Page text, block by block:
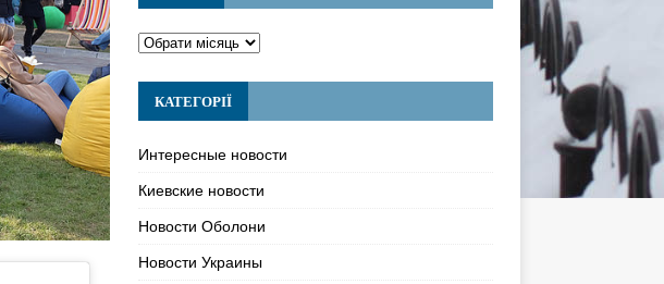
КАТЕГОРІЇ
Интересные новости
Киевские новости
Новости Оболони
Новости Украины